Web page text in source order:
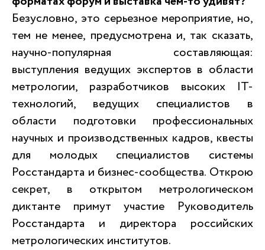
Безусловно, это серьезное мероприятие, но,
тем не менее, предусмотрена и, так сказать,
научно-популярная составляющая:
выступления ведущих экспертов в области
метрологии, разработчиков высоких IT-
технологий, ведущих специалистов в
области подготовки профессиональных
научных и производственных кадров, квесты
для молодых специалистов системы
Росстандарта и бизнес-сообщества. Открою
секрет, в открытом метрологическом
диктанте примут участие Руководитель
Росстандарта и директора российских
метрологических институтов.